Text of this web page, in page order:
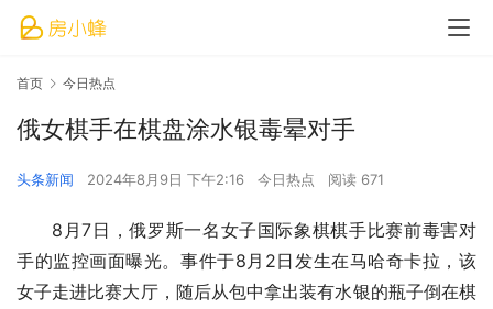
首页 今日热点
俄女棋手在棋盘涂水银毒晕对手
头条新闻 2024年8月9日 下午2:16 今日热点 阅读 671
8月7日，俄罗斯一名女子国际象棋棋手比赛前毒害对
手的监控画面曝光。事件于8月2日发生在马哈奇卡拉，该
女子走进比赛大厅，随后从包中拿出装有水银的瓶子倒在棋